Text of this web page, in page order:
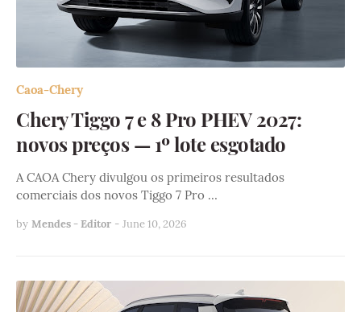
Caoa-Chery
Chery Tiggo 7 e 8 Pro PHEV 2027:
novos preços — 1º lote esgotado
A CAOA Chery divulgou os primeiros resultados
comerciais dos novos Tiggo 7 Pro …
by Mendes - Editor - June 10, 2026